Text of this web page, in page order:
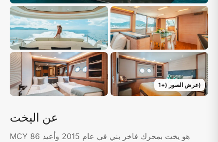
عرض الصور (+
1 )
عن اليخت
MCY 86 هو يخت بمحرك فاخر بني في عام 2015 وأعيد